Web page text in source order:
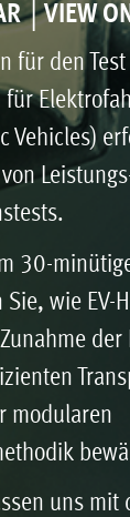
│VIEW
für den
Vehicles)
30-
Sie, wie EV-
der
modularen
uns mit